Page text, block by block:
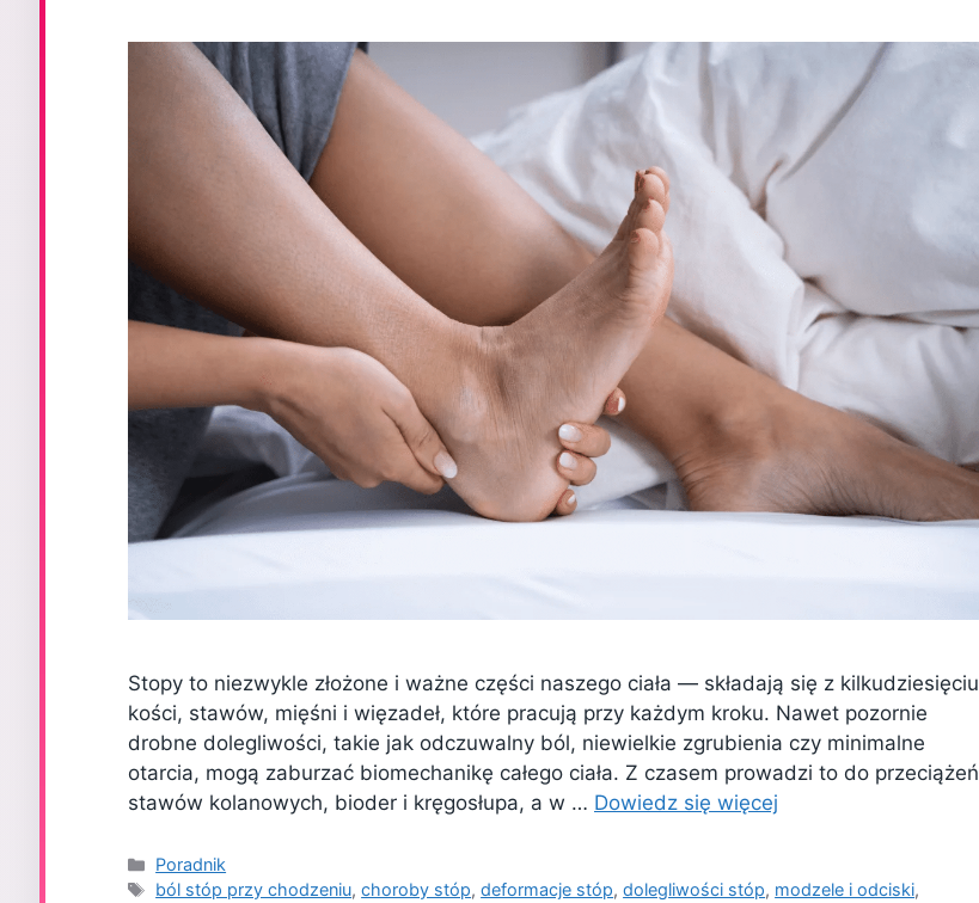
Stopy to niezwykle złożone i ważne części naszego ciała — składają się z kilkudziesięciu
kości, stawów, mięśni i więzadeł, które pracują przy każdym kroku. Nawet pozornie
drobne dolegliwości, takie jak odczuwalny ból, niewielkie zgrubienia czy minimalne
otarcia, mogą zaburzać biomechanikę całego ciała. Z czasem prowadzi to do przeciążeń
stawów kolanowych, bioder i kręgosłupa, a w … Dowiedz się więcej
Kategorie
Poradnik
Tagi
ból stóp przy chodzeniu,choroby stóp,deformacje stóp,dolegliwości stóp, modzele i odciski,